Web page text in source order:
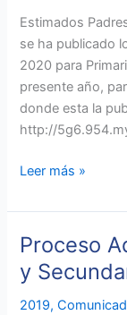
Estimados
se ha publicado
2020 para
presente año,
donde esta la
http://
y
Secundaria)
Leer más »
Proceso
y
2019,
Proceso
Admisión
2020
–